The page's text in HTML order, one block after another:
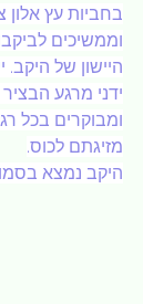
וממשיכים
היישון של היקב.
ידני מרגע
ומבוקרים בכל
מזיגתם לכוס.
היקב נמצא